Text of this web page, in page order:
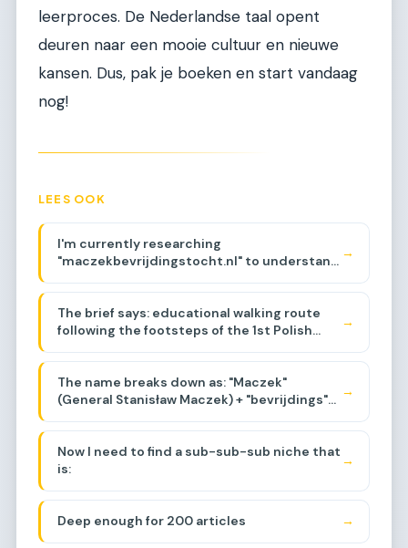
leerproces. De Nederlandse taal opent
deuren naar een mooie cultuur en nieuwe
kansen. Dus, pak je boeken en start vandaag
nog!
LEES OOK
I'm currently researching
"maczekbevrijdingstocht.nl" to understand
appears to be related to a walking route
commemorating General Maczek and the
Polish liberation of the Netherlands during
Nassau/Breda area. Let me think about the
sub-sub-niche.
→
The brief says: educational walking route
following the footsteps of the 1st Polish
Breda area, liberation of the region.
→
The name breaks down as: "Maczek"
(General Stanisław Maczek) + "bevrijdings"
(journey/march/route).
→
Now I need to find a sub-sub-sub niche that
is:
→
Deep enough for 200 articles →